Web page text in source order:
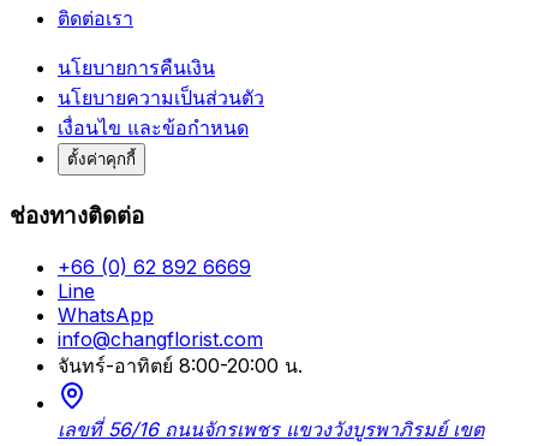
ติดต่อเรา
นโยบายการคืนเงิน
นโยบายความเป็นส่วนตัว
เงื่อนไข และข้อกำหนด
ตั้งค่าคุกกี้
ช่องทางติดต่อ
+66 (0) 62 892 6669
Line
WhatsApp
info@changflorist.com
จันทร์-อาทิตย์ 8:00-20:00 น.
เลขที่ 56/16 ถนนจักรเพชร แขวงวังบูรพาภิรมย์ เขต